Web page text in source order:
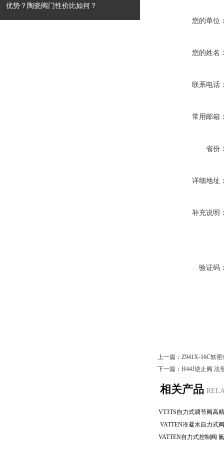
优势？陶瓷阀门性价比如何？
您的单位
您的姓名
联系电话
常用邮箱
省份
详细地址
补充说明
验证码
上一篇： Z941X-16C软
下一篇： H44J逆止阀 法
相关产品
VATTEN冷凝水自力